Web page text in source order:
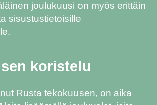
joulukuusi on myös erittäin
sisustustietoisille
koristelu
Rusta tekokuusen, on aika